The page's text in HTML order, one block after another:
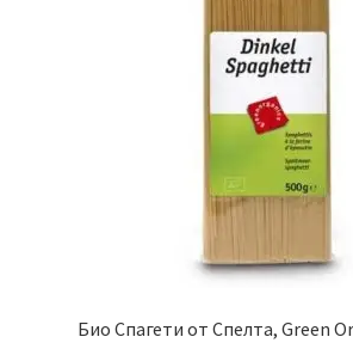
Био Спагети от Спелта, Green